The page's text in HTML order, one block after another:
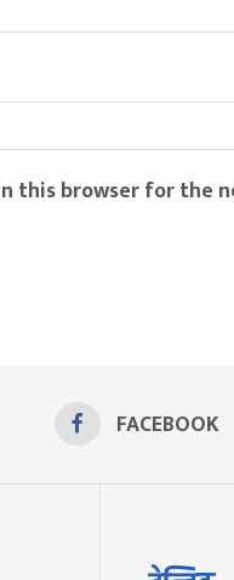
this browser for the
FACEBOOK